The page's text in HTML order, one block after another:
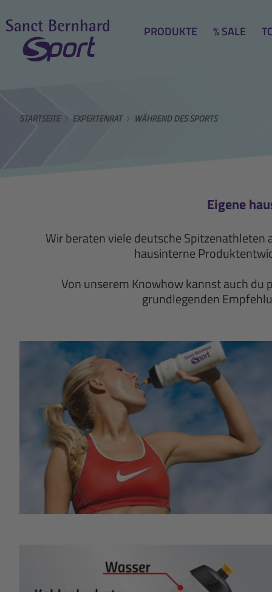
PRODUKTE % SALE
STARTSEITE EXPERTENRAT WÄHREND DES SPORTS
Eigene
Wir beraten viele deutsche Spitzenathleten
hausinterne
Von unserem Knowhow kannst auch du
grundlegenden